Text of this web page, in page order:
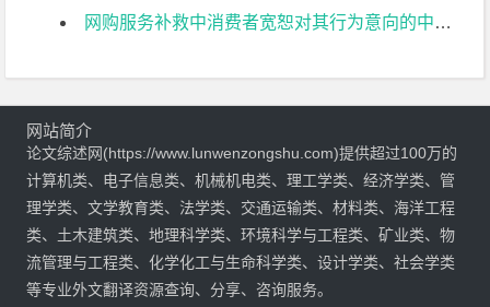
网购服务补救中消费者宽恕对其行为意向的中介作用研究文献综述
网站简介
论文综述网(https://www.lunwenzongshu.com)提供超过100万的
计算机类、电子信息类、机械机电类、理工学类、经济学类、管
理学类、文学教育类、法学类、交通运输类、材料类、海洋工程
类、土木建筑类、地理科学类、环境科学与工程类、矿业类、物
流管理与工程类、化学化工与生命科学类、设计学类、社会学类
等专业外文翻译资源查询、分享、咨询服务。